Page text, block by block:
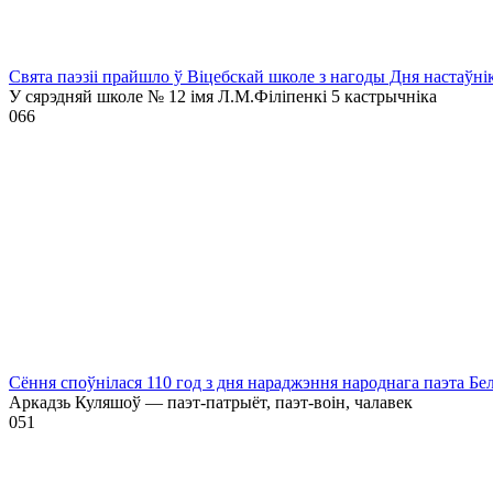
Свята паэзіі прайшло ў Віцебскай школе з нагоды Дня
У сярэдняй школе № 12 імя Л.М.Філіпенкі 5 кастрычніка
066
Сёння споўнілася 110 год з дня нараджэння народнага паэта
Аркадзь Куляшоў — паэт-патрыёт, паэт-воін, чалавек
051